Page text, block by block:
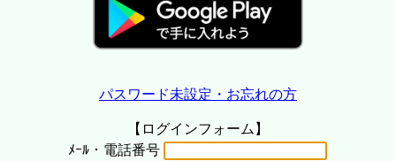
パスワード未設定・お忘れの方
【ログインフォーム】
ﾒｰﾙ・電話番号